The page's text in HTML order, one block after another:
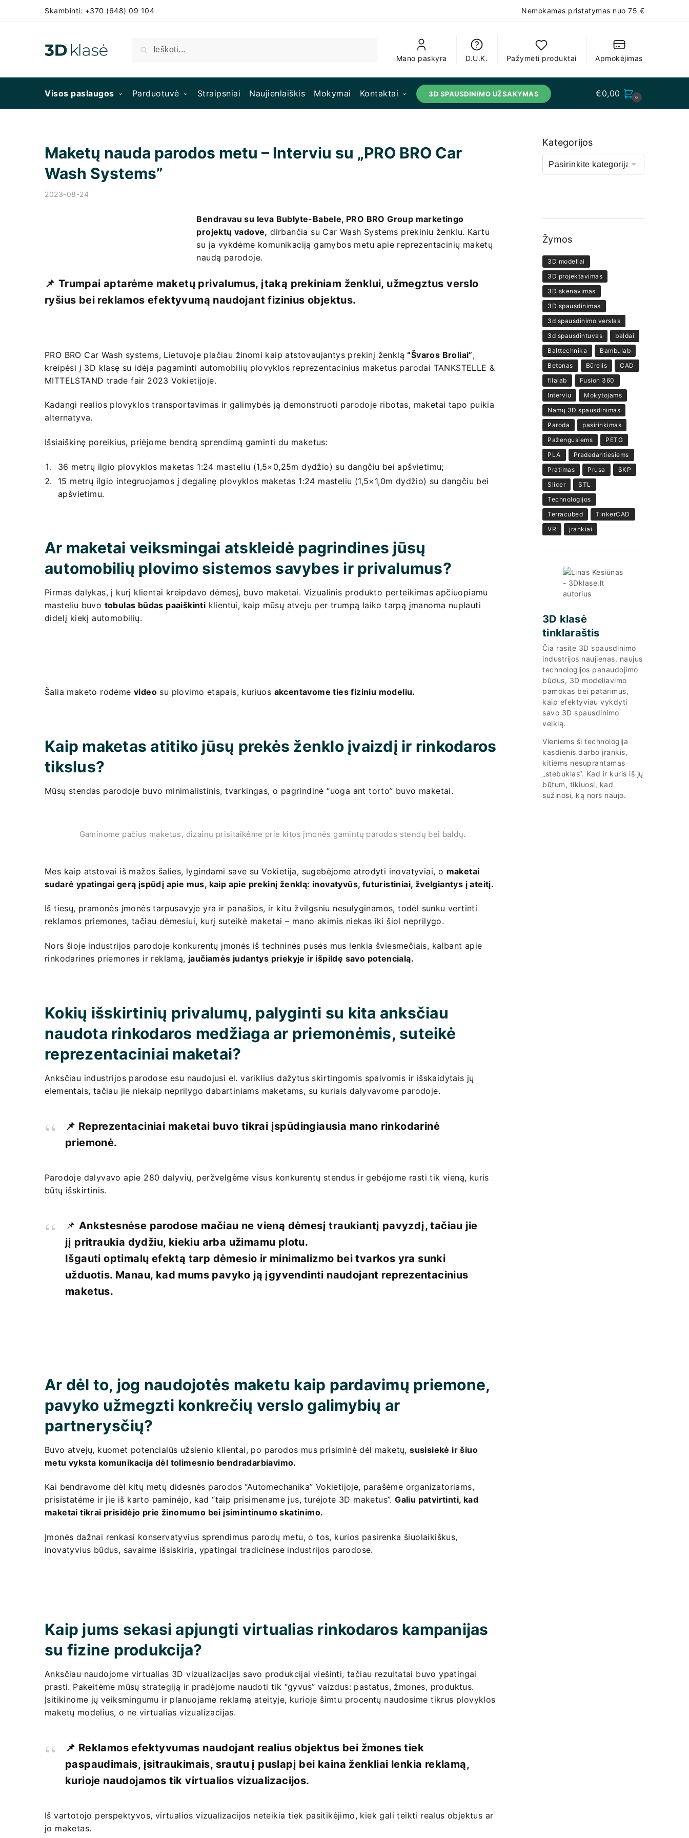
Skambinti: +370 (648) 09 104 Nemokamas pristatymas nuo 75 €
Ieškoti
Mano paskyra
D.U.K. Pažymėti produktai Apmokėjimas
Visos paslaugos Parduotuvė Straipsniai Naujienlaiškis Mokymai Kontaktai 3D SPAUSDINIMO UŽSAKYMAS €0,00 0
Maketų nauda parodos metu – Interviu su „PRO BRO Car
Wash Systems”
2023-08-24
Bendravau su Ieva Bublyte-Babele, PRO BRO Group marketingo
projektų vadove, dirbančia su Car Wash Systems prekiniu ženklu. Kartu
su ja vykdėme komunikaciją gamybos metu apie reprezentacinių maketų
naudą parodoje.
📌 Trumpai aptarėme maketų privalumus, įtaką prekiniam ženklui, užmegztus verslo
ryšius bei reklamos efektyvumą naudojant fizinius objektus.
PRO BRO Car Wash systems, Lietuvoje plačiau žinomi kaip atstovaujantys prekinį ženklą“Švaros Broliai”,
kreipėsi į 3D klasę su idėja pagaminti automobilių plovyklos reprezentacinius maketus parodai TANKSTELLE &
MITTELSTAND trade fair 2023 Vokietijoje.
Kadangi realios plovyklos transportavimas ir galimybės ją demonstruoti parodoje ribotas, maketai tapo puikia
alternatyva.
Išsiaiškinę poreikius, priėjome bendrą sprendimą gaminti du maketus:
36 metrų ilgio plovyklos maketas 1:24 masteliu (1,5×0,25m dydžio) su dangčiu bei apšvietimu;
15 metrų ilgio integruojamos į degalinę plovyklos maketas 1:24 masteliu (1,5×1,0m dydžio) su dangčiu bei
apšvietimu.
Ar maketai veiksmingai atskleidė pagrindines jūsų
automobilių plovimo sistemos savybes ir privalumus?
Pirmas dalykas, į kurį klientai kreipdavo dėmesį, buvo maketai. Vizualinis produkto perteikimas apčiuopiamu
masteliu buvo tobulas būdas paaiškinti klientui, kaip mūsų atveju per trumpą laiko tarpą įmanoma nuplauti
didelį kiekį automobilių.
Šalia maketo rodėme video su plovimo etapais, kuriuos akcentavome ties fiziniu modeliu.
Kaip maketas atitiko jūsų prekės ženklo įvaizdį ir rinkodaros
tikslus?
Mūsų stendas parodoje buvo minimalistinis, tvarkingas, o pagrindinė “uoga ant torto” buvo maketai.
Gaminome pačius maketus, dizainu prisitaikėme prie kitos įmonės gamintų parodos stendų bei baldų.
Mes kaip atstovai iš mažos šalies, lygindami save su Vokietija, sugebėjome atrodyti inovatyviai, o maketai
sudarė ypatingai gerą įspūdį apie mus, kaip apie prekinį ženklą: inovatyvūs, futuristiniai, žvelgiantys į ateitį.
Iš tiesų, pramonės įmonės tarpusavyje yra ir panašios, ir kitu žvilgsniu nesulyginamos, todėl sunku vertinti
reklamos priemones, tačiau dėmesiui, kurį suteikė maketai – mano akimis niekas iki šiol neprilygo.
Nors šioje industrijos parodoje konkurentų įmonės iš techninės pusės mus lenkia šviesmečiais, kalbant apie
rinkodarines priemones ir reklamą, jaučiamės judantys priekyje ir išpildę savo potencialą.
Kokių išskirtinių privalumų, palyginti su kita anksčiau
naudota rinkodaros medžiaga ar priemonėmis, suteikė
reprezentaciniai maketai?
Anksčiau industrijos parodose esu naudojusi el. variklius dažytus skirtingomis spalvomis ir išskaidytais jų
elementais, tačiau jie niekaip neprilygo dabartiniams maketams, su kuriais dalyvavome parodoje.
📌 Reprezentaciniai maketai buvo tikrai įspūdingiausia mano rinkodarinė
priemonė.
Parodoje dalyvavo apie 280 dalyvių, peržvelgėme visus konkurentų stendus ir gebėjome rasti tik vieną, kuris
būtų išskirtinis.
📌 Ankstesnėse parodose mačiau ne vieną dėmesį traukiantį pavyzdį, tačiau jie
jį pritraukia dydžiu, kiekiu arba užimamu plotu.
Išgauti optimalų efektą tarp dėmesio ir minimalizmo bei tvarkos yra sunki
užduotis. Manau, kad mums pavyko ją įgyvendinti naudojant reprezentacinius
maketus.
Ar dėl to, jog naudojotės maketu kaip pardavimų priemone,
pavyko užmegzti konkrečių verslo galimybių ar
partnerysčių?
Buvo atvejų, kuomet potencialūs užsienio klientai, po parodos mus prisiminė dėl maketų,susisiekė ir šiuo
metu vyksta komunikacija dėl tolimesnio bendradarbiavimo.
Kai bendravome dėl kitų metų didesnės parodos “Automechanika” Vokietijoje, parašėme organizatoriams,
prisistatėme ir jie iš karto paminėjo, kad “taip prisimename jus, turėjote 3D maketus”.Galiu patvirtinti, kad
maketai tikrai prisidėjo prie žinomumo bei įsimintinumo skatinimo.
Įmonės dažnai renkasi konservatyvius sprendimus parodų metu, o tos, kurios pasirenka šiuolaikiškus,
inovatyvius būdus, savaime išsiskiria, ypatingai tradicinėse industrijos parodose.
Kaip jums sekasi apjungti virtualias rinkodaros kampanijas
su fizine produkcija?
Anksčiau naudojome virtualias 3D vizualizacijas savo produkcijai viešinti, tačiau rezultatai buvo ypatingai
prasti. Pakeitėme mūsų strategiją ir pradėjome naudoti tik “gyvus” vaizdus: pastatus, žmones, produktus.
Įsitikinome jų veiksmingumu ir planuojame reklamą ateityje, kurioje šimtu procentų naudosime tikrus plovyklos
maketų modelius, o ne virtualias vizualizacijas.
📌 Reklamos efektyvumas naudojant realius objektus bei žmones tiek
paspaudimais, įsitraukimais, srautu į puslapį bei kaina ženkliai lenkia reklamą,
kurioje naudojamos tik virtualios vizualizacijos.
Iš vartotojo perspektyvos, virtualios vizualizacijos neteikia tiek pasitikėjimo, kiek gali teikti realus objektus ar
jo maketas.
Kategorijos
Žymos
3D modeliai
3D projektavimas
3D skenavimas
3D spausdinimas
3d spausdinimo verslas
3d spausdintuvas
baldai
Balttechnika
Bambulab
Betonas
Būrelis
CAD
filalab
Fusion 360
Interviu
Mokytojams
Namų 3D spausdinimas
Paroda
pasirinkimas
Pažengusiems
PETG
PLA
Pradedantiesiems
Pratimas
Prusa
SKP
Slicer
STL
Technologijos
Terracubed
TinkerCAD
VR
įrankiai
3D klasė
tinklaraštis
Čia rasite 3D spausdinimo
industrijos naujienas, naujus
technologijos panaudojimo
būdus, 3D modeliavimo
pamokas bei patarimus,
kaip efektyviau vykdyti
savo 3D spausdinimo
veiklą.
Vieniems ši technologija
kasdienis darbo įrankis,
kitiems nesuprantamas
„stebuklas“. Kad ir kuris iš jų
būtum, tikiuosi, kad
sužinosi, ką nors naujo.